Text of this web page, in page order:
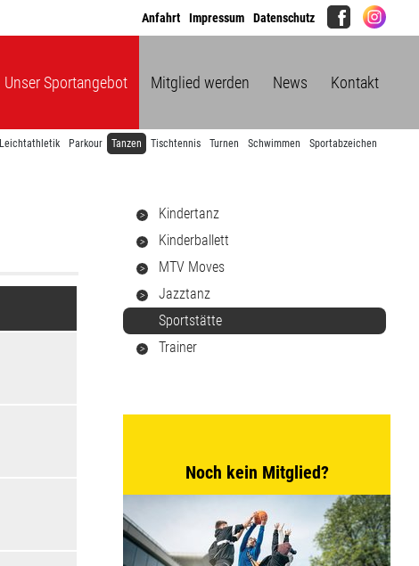
Anfahrt Impressum Datenschutz
Unser Sportangebot
Leichtathletik Parkour Tanzen Tischtennis Turnen Schwimmen Sportabzeichen
Mitglied werden News Kontakt
Kindertanz
Kinderballett
MTV Moves
Jazztanz
Sportstätte
Trainer
Noch kein Mitglied?